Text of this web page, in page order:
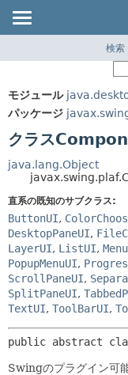
パッケージ
使用
ツリー
プレビュー
新規
非推奨
索引
ヘルプ
検索
モジュール
パッケージ
クラス
java.lang.Object
直系の既知のサブクラス:
ButtonUI,
DesktopPaneUI,
LayerUI, ListUI,
PopupMenuUI,
ScrollPaneUI,
SplitPaneUI,
TextUI, ToolBarUI,
public abstract
Swingのプラグイン可